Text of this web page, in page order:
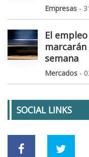
Empresas -
El
semana
Mercados -
SOCIAL LINKS